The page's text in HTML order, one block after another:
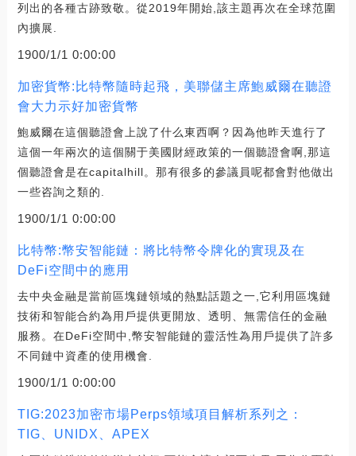
列出的各種古跡致敬。從2019年開始,該主題再次在全球范圍
內擴展.
1900/1/1 0:00:00
加密貨幣:比特幣隨時起飛，美聯儲主席鮑威爾在聽證
會大力示好加密貨幣
鮑威爾在這個聽證會上說了什么東西啊？因為他昨天進行了
這個一年兩次的這個關于美國財經政策的一個聽證會啊,那這
個聽證會是在capitalhill。那有很多的參議員呢都會對他做出
一些咨詢之類的.
1900/1/1 0:00:00
比特幣:幣安智能鏈：將比特幣令牌化的實現及在
DeFi空間中的應用
去中央金融是當前區塊鏈領域的熱點話題之一,它利用區塊鏈
技術和智能合約為用戶提供更開放、透明、無需信任的金融
服務。在DeFi空間中,幣安智能鏈的靈活性為用戶提供了許多
不同鏈中資產的使用機會.
1900/1/1 0:00:00
TIG:2023加密市場Perps領域項目解析系列之：
TIG、UNIDX、APEX